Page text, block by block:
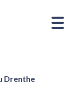
Drenthe